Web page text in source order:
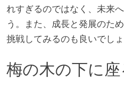
れすぎるのではなく、未来
う。また、成長と発展のた
挑戦してみるのも良いでしょ
梅の木の下に